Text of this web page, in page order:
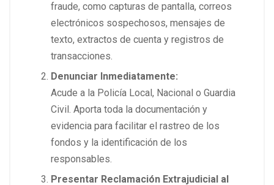
fraude, como capturas de pantalla, correos
electrónicos sospechosos, mensajes de
texto, extractos de cuenta y registros de
transacciones.
Denunciar Inmediatamente:
Acude a la Policía Local, Nacional o Guardia
Civil. Aporta toda la documentación y
evidencia para facilitar el rastreo de los
fondos y la identificación de los
responsables.
Presentar Reclamación Extrajudicial al